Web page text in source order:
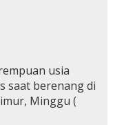
usia
saat berenang di
Minggu (